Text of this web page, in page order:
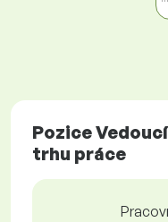
Pozice
trhu práce